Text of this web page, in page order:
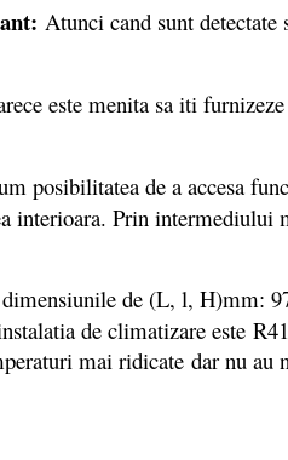
: Atunci cand sunt
este menita sa iti
posibilitatea de a accesa
Prin
de (L, l, H)mm:
de climatizare este
mai ridicate dar nu